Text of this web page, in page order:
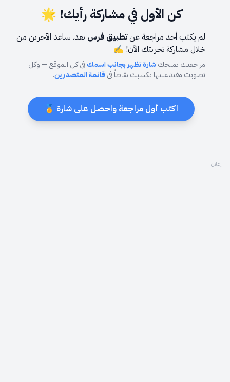
كن الأول في مشاركة رأيك! 🌟
لم يكتب أحد مراجعة عنتطبيق فرس بعد. ساعد الآخرين من
خلال مشاركة تجربتك الآن! ✍️
مراجعتك تمنحك شارة تظهر بجانب اسمكفي كل الموقع — وكل
تصويت مفيد عليها يكسبك نقاطاً في قائمة المتصدرين.
اكتب أول مراجعة واحصل على شارة 🏅
إعلان